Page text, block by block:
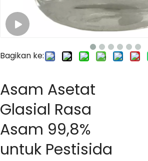
Bagikan ke:
Asam Asetat
Glasial Rasa
Asam 99,8%
untuk Pestisida